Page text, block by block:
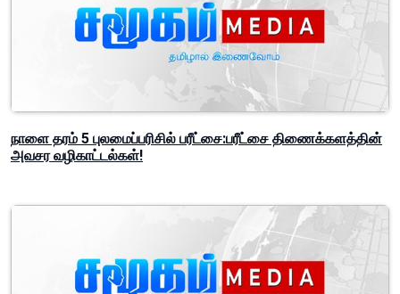
நாளை தரம் 5 புலமைப்பரிசில் பரீட்சை:பரீட்சை திணைக்களத்தின்
அவசர வழிகாட்டல்கள்!